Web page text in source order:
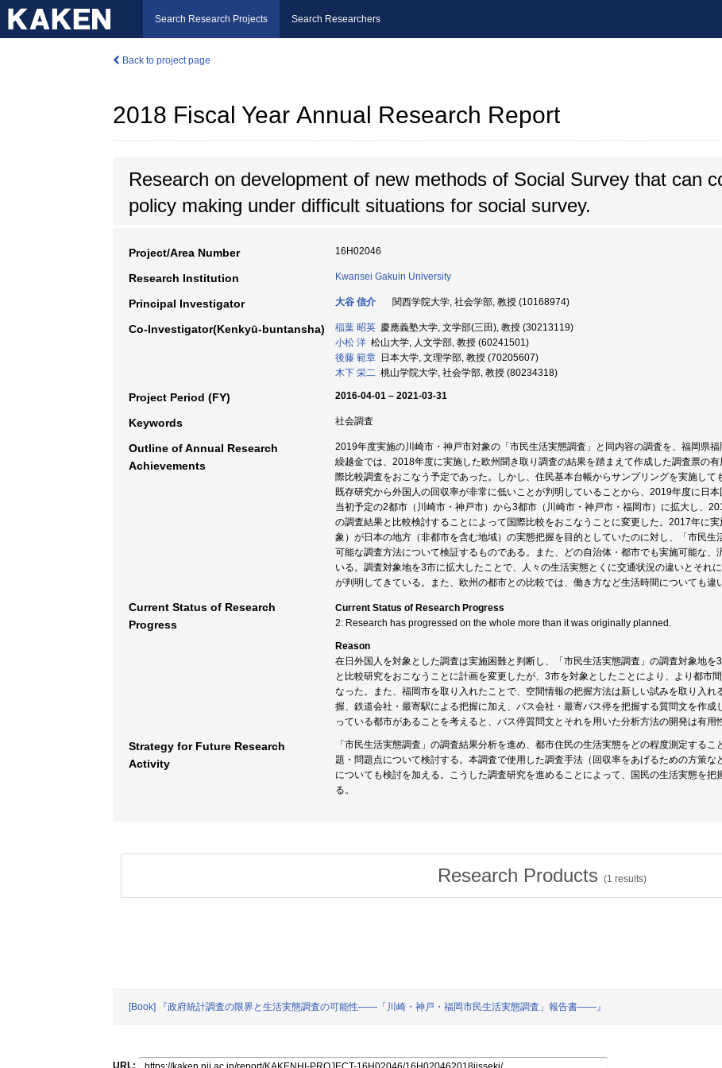
Search Research Projects Search Researchers
Back to project page
2018 Fiscal Year Annual Research Report
Research on development of new methods of Social Survey that can
policy making under difficult situations for social survey.
Project/Area Number 16H02046
Research Institution Kwansei Gakuin University
Principal Investigator 大谷 信介 関西学院大学, 社会学部, 教授 (10168974)
Co-Investigator(Kenkyū-buntansha) 稲葉 昭英 慶應義塾大学, 文学部(三田), 教授 (30213119)
小松 洋 松山大学, 人文学部, 教授 (60241501)
後藤 範章 日本大学, 文理学部, 教授 (70205607)
木下 栄二 桃山学院大学, 社会学部, 教授 (80234318)
Project Period (FY) 2016-04-01 – 2021-03-31
Keywords 社会調査
Outline of Annual Research
Achievements
2019年度実施の川崎市・神戸市対象の「市民生活実態調査」と同内容の調査を、福岡県
繰越金では、2018年度に実施した欧州聞き取り調査の結果を踏まえて作成した調査票の
際比較調査をおこなう予定であった。しかし、住民基本台帳からサンプリングを実施して
既存研究から外国人の回収率が非常に低いことが判明していることから、2019年度に日
当初予定の2都市（川崎市・神戸市）から3都市（川崎市・神戸市・福岡市）に拡大し、
の調査結果と比較検討することによって国際比較をおこなうことに変更した。2017年に
象）が日本の地方（非都市を含む地域）の実態把握を目的としていたのに対し、「市民
可能な調査方法について検証するものである。また、どの自治体・都市でも実施可能な
いる。調査対象地を3市に拡大したことで、人々の生活実態とくに交通状況の違いとそれ
が判明してきている。また、欧州の都市との比較では、働き方など生活時間についても違
Current Status of Research
Progress
Current Status of Research Progress
2: Research has progressed on the whole more than it was originally planned.
Reason
在日外国人を対象とした調査は実施困難と判断し、「市民生活実態調査」の調査対象地
と比較研究をおこなうことに計画を変更したが、3市を対象としたことにより、より都市
なった。また、福岡市を取り入れたことで、空間情報の把握方法は新しい試みを取り入
握、鉄道会社・最寄駅による把握に加え、バス会社・最寄バス停を把握する質問文を作
っている都市があることを考えると、バス停質問文とそれを用いた分析方法の開発は有用
Strategy for Future Research
Activity
「市民生活実態調査」の調査結果分析を進め、都市住民の生活実態をどの程度測定する
題・問題点について検討する。本調査で使用した調査手法（回収率をあげるための方策
についても検討を加える。こうした調査研究を進めることによって、国民の生活実態を
る。
Research Products (1 results)
[Book] 『政府統計調査の限界と生活実態調査の可能性――「川崎・神戸・福岡市民生活実態調査」報告書――』
URL: